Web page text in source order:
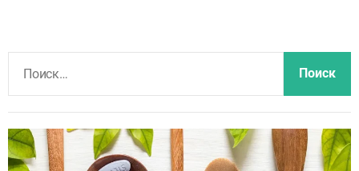
й
и
: